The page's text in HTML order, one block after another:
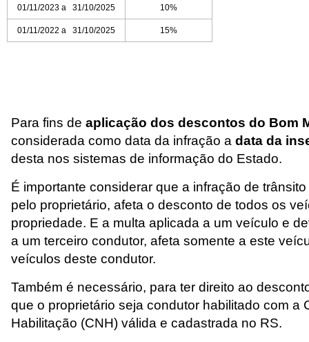
01/11/2023 a 31/10/2025 10%
01/11/2022 a 31/10/2025 15%
Para fins de aplicação dos descontos do Bom
considerada como data da infração a data da
desta nos sistemas de informação do Estado.
É importante considerar que a infração de
pelo proprietário, afeta o desconto de todos os
propriedade. E a multa aplicada a um veículo e
a um terceiro condutor, afeta somente a este
veículos deste condutor.
Também é necessário, para ter direito ao
que o proprietário seja condutor habilitado com a
Habilitação (CNH) válida e cadastrada no RS.